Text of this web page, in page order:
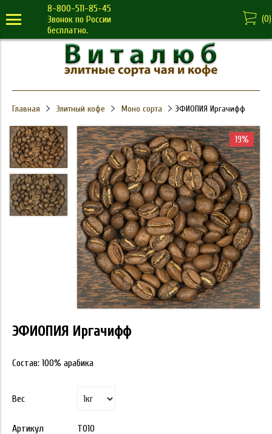
8-800-511-85-45
Звонок по России
бесплатно.
(0)
Главная Элитный кофе Моно сорта ЭФИОПИЯ Иргачифф
19%
ЭФИОПИЯ Иргачифф
Состав: 100% арабика
Вес
Артикул T010